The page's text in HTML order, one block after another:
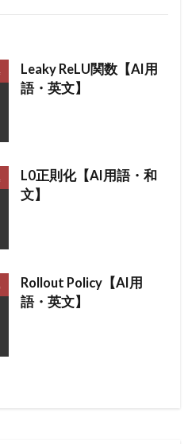
Leaky ReLU関数【AI用
語・英文】
L0正則化【AI用語・和
文】
Rollout Policy【AI用
語・英文】